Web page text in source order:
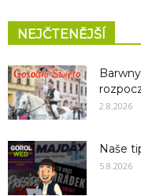
NEJČTENĚJŠÍ
2.8.2026
Naše
5.8.2026